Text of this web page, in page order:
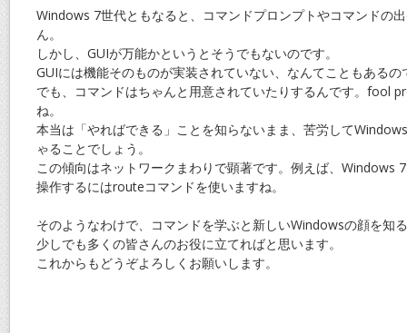
Windows 7世代ともなると、コマンドプロンプトやコマンドの
ん。
しかし、GUIが万能かというとそうでもないのです。
GUIには機能そのものが実装されていない、なんてこともあるの
でも、コマンドはちゃんと用意されていたりするんです。fool
ね。
本当は「やればできる」ことを知らないまま、苦労して
ゃることでしょう。
この傾向はネットワークまわりで顕著です。例えば、Windows
操作するにはrouteコマンドを使いますね。
そのようなわけで、コマンドを学ぶと新しいWindowsの顔を知
少しでも多くの皆さんのお役に立てればと思います。
これからもどうぞよろしくお願いします。